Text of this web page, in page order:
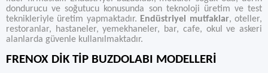
dondurucu ve soğutucu konusunda son teknoloji üretim ve test
teknikleriyle üretim yapmaktadır. Endüstriyel mutfaklar, oteller,
restoranlar, hastaneler, yemekhaneler, bar, cafe, okul ve askeri
alanlarda güvenle kullanılmaktadır.
FRENOX DİK TİP BUZDOLABI MODELLERİ